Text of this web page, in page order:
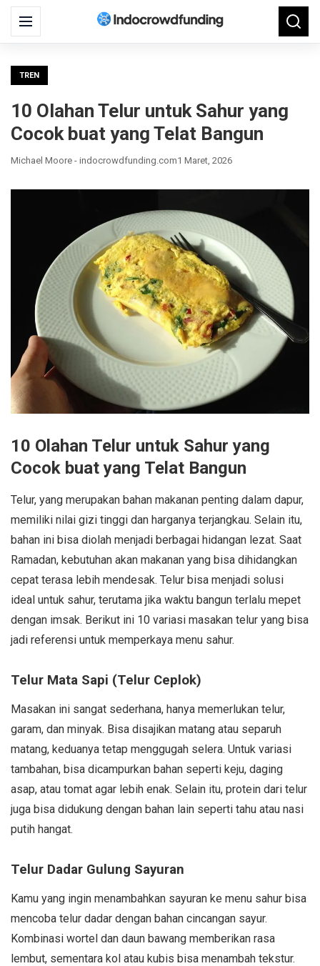
Menu
Search
for:
TREN
10 Olahan Telur untuk Sahur yang
Cocok buat yang Telat Bangun
Michael Moore - indocrowdfunding.com1 Maret, 2026
10 Olahan Telur untuk Sahur yang
Cocok buat yang Telat Bangun
Telur, yang merupakan bahan makanan penting dalam dapur,
memiliki nilai gizi tinggi dan harganya terjangkau. Selain itu,
bahan ini bisa diolah menjadi berbagai hidangan lezat. Saat
Ramadan, kebutuhan akan makanan yang bisa dihidangkan
cepat terasa lebih mendesak. Telur bisa menjadi solusi
ideal untuk sahur, terutama jika waktu bangun terlalu mepet
dengan imsak. Berikut ini 10 variasi masakan telur yang bisa
jadi referensi untuk memperkaya menu sahur.
Telur Mata Sapi (Telur Ceplok)
Masakan ini sangat sederhana, hanya memerlukan telur,
garam, dan minyak. Bisa disajikan matang atau separuh
matang, keduanya tetap menggugah selera. Untuk variasi
tambahan, bisa dicampurkan bahan seperti keju, daging
asap, atau tomat agar lebih enak. Selain itu, protein dari telur
juga bisa didukung dengan bahan lain seperti tahu atau nasi
putih hangat.
Telur Dadar Gulung Sayuran
Kamu yang ingin menambahkan sayuran ke menu sahur bisa
mencoba telur dadar dengan bahan cincangan sayur.
Kombinasi wortel dan daun bawang memberikan rasa
lembut, sementara kol atau kubis bisa menambah tekstur.